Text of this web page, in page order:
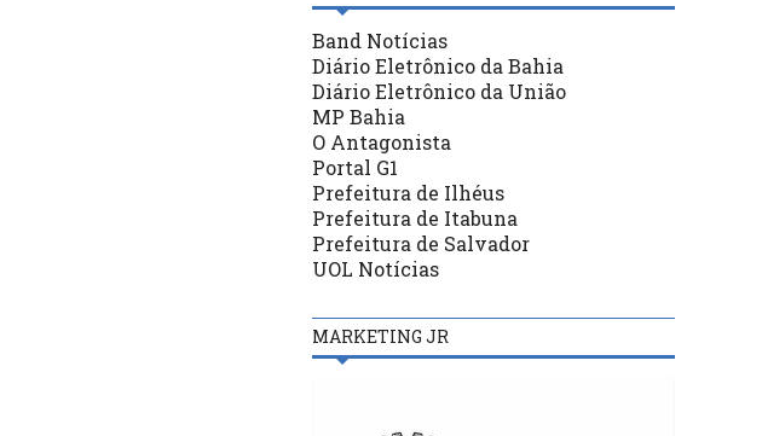
Band Notícias
Diário Eletrônico da Bahia
Diário Eletrônico da União
MP Bahia
O Antagonista
Portal G1
Prefeitura de Ilhéus
Prefeitura de Itabuna
Prefeitura de Salvador
UOL Notícias
MARKETING JR